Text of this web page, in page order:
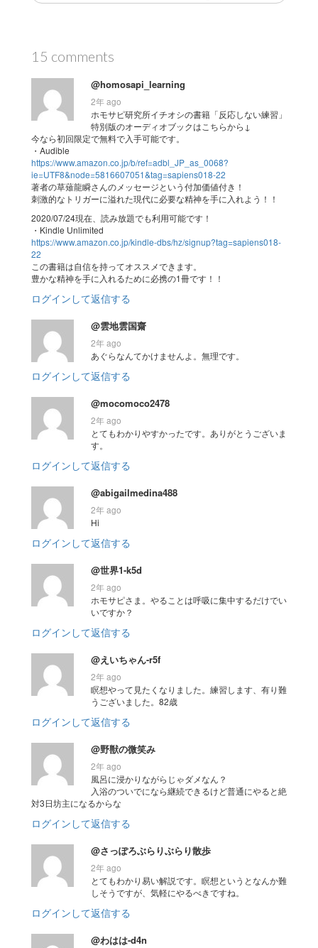
15 comments
@homosapi_learning
2年 ago
ホモサピ研究所イチオシの書籍「反応しない練習」
特別版のオーディオブックはこちらから↓
今なら初回限定で無料で入手可能です。
・Audible
https://www.amazon.co.jp/b/ref=adbl_JP_as_0068?
ie=UTF8&node=5816607051&tag=sapiens018-22
著者の草薙龍瞬さんのメッセージという付加価値付き！
刺激的なトリガーに溢れた現代に必要な精神を手に入れよう！！
2020/07/24現在、読み放題でも利用可能です！
・Kindle Unlimited
https://www.amazon.co.jp/kindle-dbs/hz/signup?tag=sapiens018-
22
この書籍は自信を持ってオススメできます。
豊かな精神を手に入れるために必携の1冊です！！
ログインして返信する
@雲地雲国齋
2年 ago
あぐらなんてかけませんよ。無理です。
ログインして返信する
@mocomoco2478
2年 ago
とてもわかりやすかったです。ありがとうございま
す。
ログインして返信する
@abigailmedina488
2年 ago
Hi
ログインして返信する
@世界1-k5d
2年 ago
ホモサピさま。やることは呼吸に集中するだけでい
いですか？
ログインして返信する
@えいちゃん-r5f
2年 ago
瞑想やって見たくなりました。練習します、有り難
うございました。82歳
ログインして返信する
@野獣の微笑み
2年 ago
風呂に浸かりながらじゃダメなん？
入浴のついでになら継続できるけど普通にやると絶
対3日坊主になるからな
ログインして返信する
@さっぽろぶらりぶらり散歩
2年 ago
とてもわかり易い解説です。瞑想というとなんか難
しそうですが、気軽にやるべきですね。
ログインして返信する
@わはは-d4n